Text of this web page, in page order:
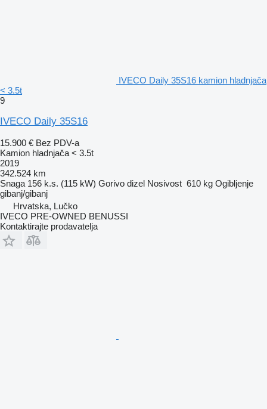
IVECO Daily 35S16 kamion hladnjača
< 3.5t
9
IVECO Daily 35S16
15.900 € Bez PDV-a
Kamion hladnjača < 3.5t
2019
342.524 km
Snaga 156 k.s. (115 kW) Gorivo dizel Nosivost 610 kg Ogibljenje
gibanj/gibanj
Hrvatska, Lučko
IVECO PRE-OWNED BENUSSI
Kontaktirajte prodavatelja